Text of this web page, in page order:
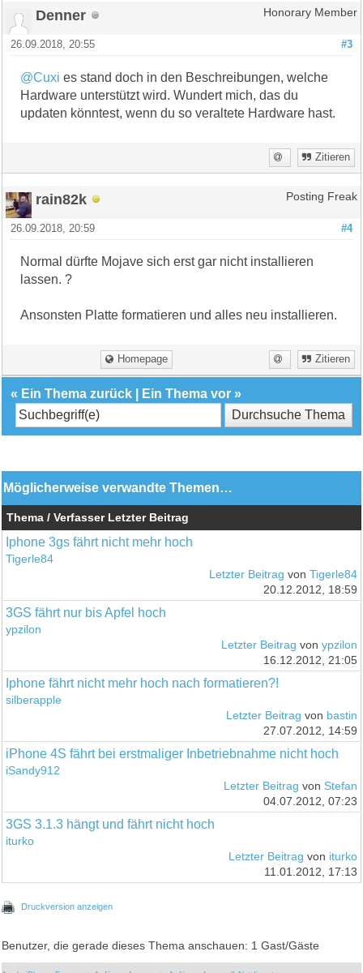
Denner Honorary Member
#3
26.09.2018, 20:55
@Cuxi es stand doch in den Beschreibungen, welche
Hardware unterstützt wird. Wundert mich, das du
updaten könntest, wenn du so veraltete Hardware hast.
Zitieren
rain82k Posting Freak
#4
26.09.2018, 20:59
Normal dürfte Mojave sich erst gar nicht installieren
lassen. ?
Ansonsten Platte formatieren und alles neu installieren.
Homepage Zitieren
« Ein Thema zurück Ein Thema vor »
Möglicherweise verwandte Themen…
Thema / Verfasser Letzter Beitrag
Iphone 3gs fährt nicht mehr hoch
Tigerle84
Letzter Beitrag von Tigerle84
20.12.2012, 18:59
3GS fährt nur bis Apfel hoch
ypzilon
Letzter Beitrag von ypzilon
16.12.2012, 21:05
Iphone fährt nicht mehr hoch nach formatieren?!
silberapple
Letzter Beitrag von bastin
27.07.2012, 14:59
iPhone 4S fährt bei erstmaliger Inbetriebnahme nicht hoch
iSandy912
Letzter Beitrag von Stefan
04.07.2012, 07:23
3GS 3.1.3 hängt und fährt nicht hoch
iturko
Letzter Beitrag von iturko
11.01.2012, 17:13
Druckversion anzeigen
Benutzer, die gerade dieses Thema anschauen: 1 Gast/Gäste